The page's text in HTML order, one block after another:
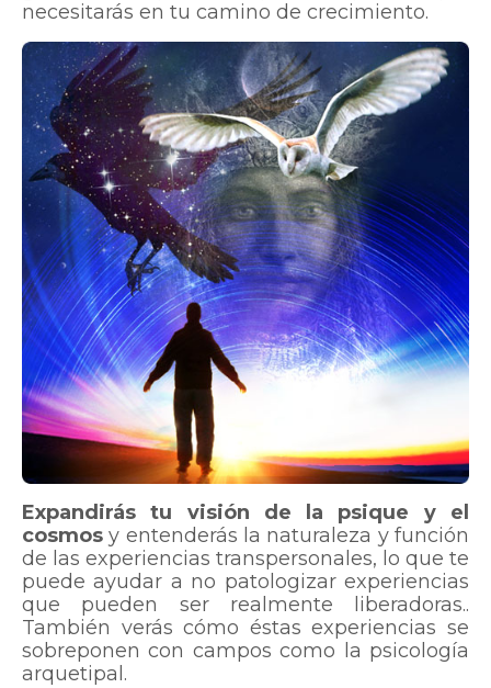
necesitarás en tu camino de crecimiento.
Expandirás tu visión de la psique y el
cosmos y entenderás la naturaleza y función
de las experiencias transpersonales, lo que te
puede ayudar a no patologizar experiencias
que pueden ser realmente liberadoras..
También verás cómo éstas experiencias se
sobreponen con campos como la psicología
arquetipal.